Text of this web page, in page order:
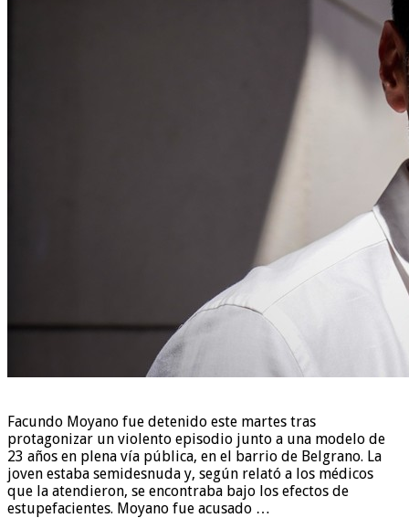
Facundo Moyano fue detenido este martes tras
protagonizar un violento episodio junto a una modelo de
23 años en plena vía pública, en el barrio de Belgrano. La
joven estaba semidesnuda y, según relató a los médicos
que la atendieron, se encontraba bajo los efectos de
estupefacientes. Moyano fue acusado …